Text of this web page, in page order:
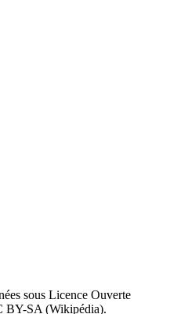
sous Licence Ouverte
BY-SA (Wikipédia).